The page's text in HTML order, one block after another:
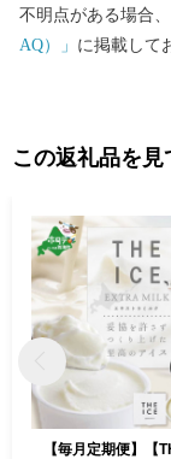
不明点がある場合
AQ）」 に掲載して
この返礼品を
【毎月定期便】【